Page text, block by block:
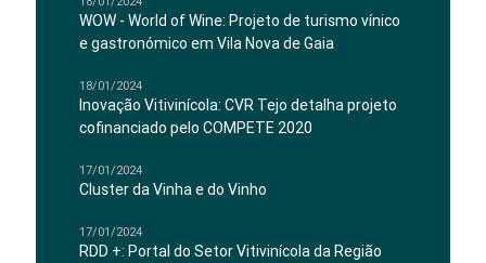
WOW - World of Wine: Projeto de turismo vínico
e gastronómico em Vila Nova de Gaia
18/01/2024
Inovação Vitivinícola: CVR Tejo detalha projeto
cofinanciado pelo COMPETE 2020
17/01/2024
Cluster da Vinha e do Vinho
17/01/2024
RDD +: Portal do Setor Vitivinícola da Região